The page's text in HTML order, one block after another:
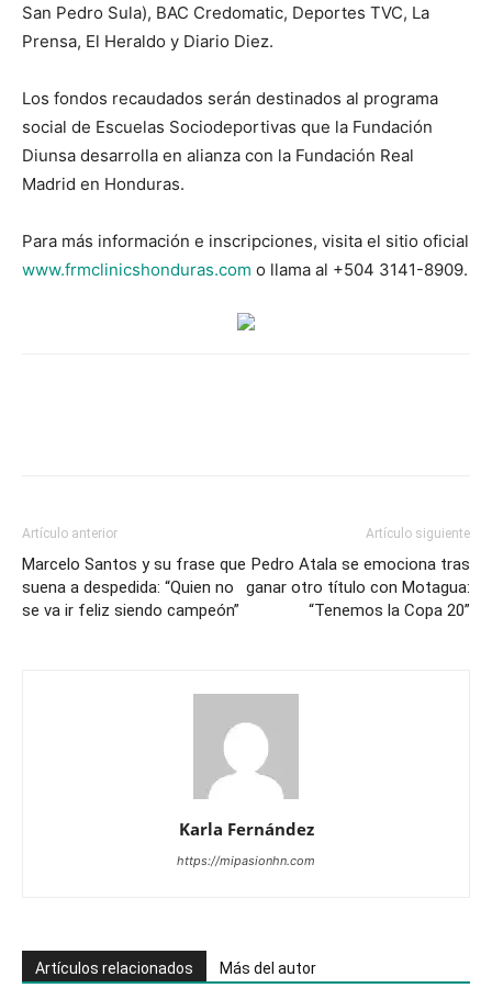
San Pedro Sula), BAC Credomatic, Deportes TVC, La
Prensa, El Heraldo y Diario Diez.
Los fondos recaudados serán destinados al programa
social de Escuelas Sociodeportivas que la Fundación
Diunsa desarrolla en alianza con la Fundación Real
Madrid en Honduras.
Para más información e inscripciones, visita el sitio oficial
www.frmclinicshonduras.com o llama al +504 3141-8909.
Artículo anterior
Marcelo Santos y su frase que
suena a despedida: “Quien no
se va ir feliz siendo campeón”
Artículo siguiente
Pedro Atala se emociona tras
ganar otro título con Motagua:
“Tenemos la Copa 20”
Karla Fernández
https://mipasionhn.com
Artículos relacionados Más del autor